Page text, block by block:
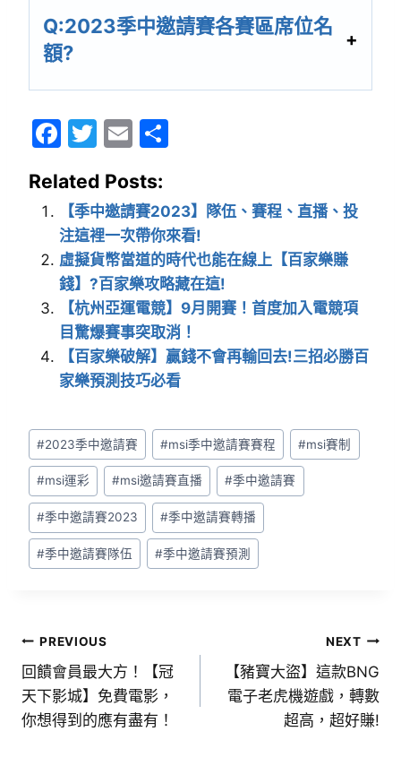
Q:2023季中邀請賽各賽區席位名
額?
F
c
e
b
o
o
k
T
itt
er
E
ai
l
Related Posts:
【季中邀請賽2023】隊伍、賽程、直播、投
注這裡一次帶你來看!
虛擬貨幣當道的時代也能在線上【百家樂賺
錢】?百家樂攻略藏在這!
【杭州亞運電競】9月開賽！首度加入電競項
目驚爆賽事突取消！
【百家樂破解】贏錢不會再輸回去!三招必勝百
家樂預測技巧必看
#2023季中邀請賽 #msi季中邀請賽賽程 #msi賽制
#msi運彩 #msi邀請賽直播 #季中邀請賽
#季中邀請賽2023 #季中邀請賽轉播
#季中邀請賽隊伍 #季中邀請賽預測
PREVIOUS
回饋會員最大方！【冠
天下影城】免費電影，
你想得到的應有盡有！
NEXT
【豬寶大盜】這款BNG
電子老虎機遊戲，轉數
超高，超好賺!